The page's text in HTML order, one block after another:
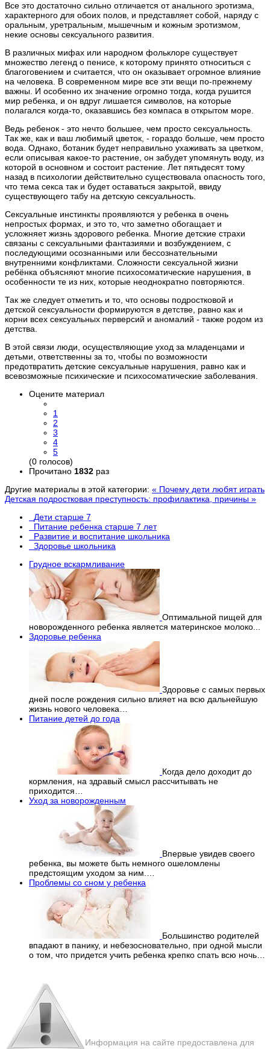
Все это достаточно сильно отличается от анального эротизма,
характерного для обоих полов, и представляет собой, наряду с
оральным, уретральным, мышечным и кожным эротизмом,
некие основы сексуального развития.
В различных мифах или народном фольклоре существует
множество легенд о пенисе, к которому принято относиться с
благоговением и считается, что он оказывает огромное влияние
на человека. В современном мире все эти вещи по-прежнему
важны. И особенно их значение огромно тогда, когда рушится
мир ребенка, и он вдруг лишается символов, на которые
полагался когда-то, оказавшись без компаса в открытом море.
Ведь ребенок - это нечто большее, чем просто сексуальность.
Так же, как и ваш любимый цветок, - гораздо больше, чем просто
вода. Однако, ботаник будет неправильно ухаживать за цветком,
если описывая какое-то растение, он забудет упомянуть воду, из
которой в основном и состоит растение. Лет пятьдесят тому
назад в психологии действительно существовала опасность того,
что тема секса так и будет оставаться закрытой, ввиду
существующего табу на детскую сексуальность.
Сексуальные инстинкты проявляются у ребенка в очень
непростых формах, и это то, что заметно обогащает и
усложняет жизнь здорового ребенка. Многие детские страхи
связаны с сексуальными фантазиями и возбуждением, с
последующими осознанными или бессознательными
внутренними конфликтами. Сложности сексуальной жизни
ребёнка объясняют многие психосоматические нарушения, в
особенности те из них, которые неоднократно повторяются.
Так же следует отметить и то, что основы подростковой и
детской сексуальности формируются в детстве, равно как и
корни всех сексуальных перверсий и аномалий - также родом из
детства.
В этой связи люди, осуществляющие уход за младенцами и
детьми, ответственны за то, чтобы по возможности
предотвратить детские сексуальные нарушения, равно как и
всевозможные психические и психосоматические заболевания.
Оцените материал
1
2
3
4
5
(0 голосов)
Прочитано 1832 раз
Другие материалы в этой категории: « Почему дети любят играть
Детская подростковая преступность: профилактика, причины »
Дети старше 7
Питание ребенка старше 7 лет
Развитие и воспитание школьника
Здоровье школьника
Грудное вскармливание
Оптимальной пищей для
новорожденного ребенка является материнское молоко...
Здоровье ребенка
Здоровье с самых первых
дней после рождения сильно влияет на всю дальнейшую
жизнь нового человека…
Питание детей до года
Когда дело доходит до
кормления, на здравый смысл рассчитывать не
приходится…
Уход за новорожденным
Впервые увидев своего
ребенка, вы можете быть немного ошеломлены
предстоящим уходом за ним.…
Проблемы со сном у ребенка
Большинство родителей
впадают в панику, и небезосновательно, при одной мысли
о том, что придется учить ребенка крепко спать всю ночь…
Информация на сайте предоставлена для